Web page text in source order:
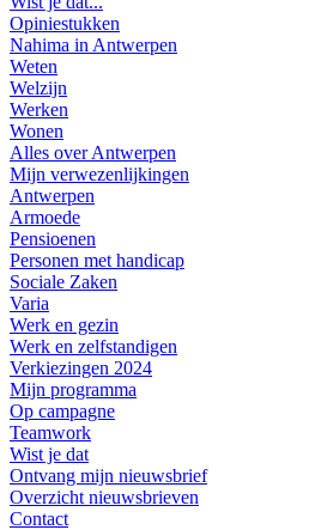
Opiniestukken
Nahima in Antwerpen
Weten
Welzijn
Werken
Wonen
Alles over Antwerpen
Mijn verwezenlijkingen
Antwerpen
Armoede
Pensioenen
Personen met handicap
Sociale Zaken
Varia
Werk en gezin
Werk en zelfstandigen
Verkiezingen 2024
Mijn programma
Op campagne
Teamwork
Wist je dat
Ontvang mijn nieuwsbrief
Overzicht nieuwsbrieven
Contact